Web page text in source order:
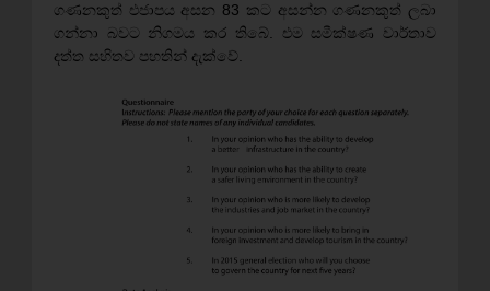
ගණනකුත් එජාපය අසන 83 කට අසන්න ගණනකුත් ලබා
ගන්නා බවට නිගමය කර තිබේ. එම සමීක්ෂණ වාර්තාව
දත්ත සහිතව පහතින් දැක්වේ.